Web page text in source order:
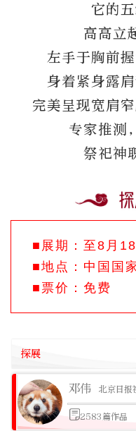
它的
高高立
左手于胸前
身着紧身露
完美呈现宽肩
专家推测
祭祀神
■展期：至8月18
■地点：中国国
■票价：免费
探展
邓伟 北京日报
2583篇作品